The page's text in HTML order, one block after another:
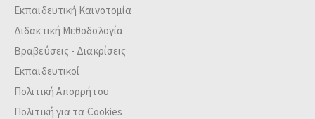
Εκπαιδευτική Καινοτομία
Διδακτική Μεθοδολογία
Βραβεύσεις - Διακρίσεις
Εκπαιδευτικοί
Πολιτική Απορρήτου
Πολιτική για τα Cookies